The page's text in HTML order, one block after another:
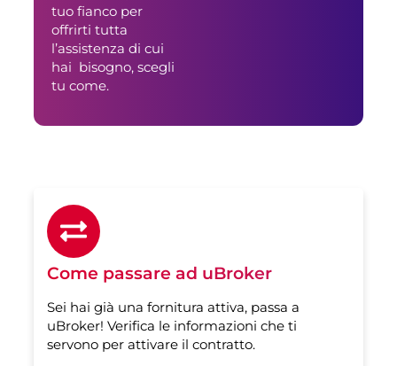
tuo fianco per
offrirti tutta
l’assistenza di cui
hai bisogno, scegli
tu come.
Come passare ad uBroker
Sei hai già una fornitura attiva, passa a
uBroker! Verifica le informazioni che ti
servono per attivare il contratto.